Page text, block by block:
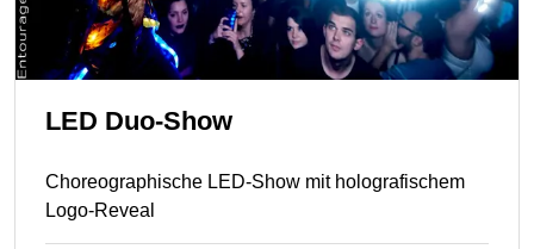
LED Duo-Show
Choreographische LED-Show mit holografischem
Logo-Reveal